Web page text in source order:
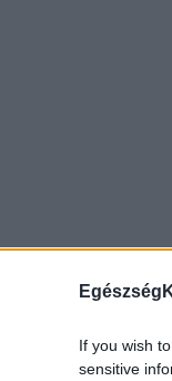
If you wish
sensitive